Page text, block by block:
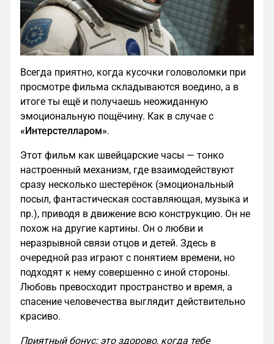
Всегда приятно, когда кусочки головоломки при
просмотре фильма складываются воедино, а в
итоге ты ещё и получаешь неожиданную
эмоциональную пощёчину. Как в случае с
«Интерстелларом».
Этот фильм как швейцарские часы — тонко
настроенный механизм, где взаимодействуют
сразу несколько шестерёнок (эмоциональный
посыл, фантастическая составляющая, музыка и
пр.), приводя в движение всю конструкцию. Он не
похож на другие картины. Он о любви и
неразрывной связи отцов и детей. Здесь в
очередной раз играют с понятием времени, но
подходят к нему совершенно с иной стороны.
Любовь превосходит пространство и время, а
спасение человечества выглядит действительно
красиво.
Приятный бонус: это здорово, когда тебе